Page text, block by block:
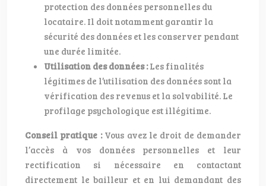
protection des données personnelles du
locataire. Il doit notamment garantir la
sécurité des données et les conserver pendant
une durée limitée.
Utilisation des données :Les finalités
légitimes de l’utilisation des données sont la
vérification des revenus et la solvabilité. Le
profilage psychologique est illégitime.
Conseil pratique : Vous avez le droit de demander
l’accès à vos données personnelles et leur
rectification si nécessaire en contactant
directement le bailleur et en lui demandant des